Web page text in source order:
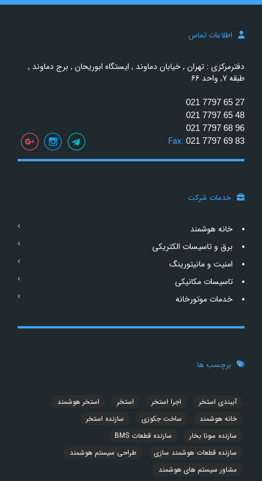
اطلاعات تماس
دفترمرکزی : تهران , خیابان دماوند , ایستگاه ابوریحان , برج دماوند ,
طبقه ۷, واحد ۶۶
021 7797 65 27
021 7797 65 48
021 7797 68 96
021 7797 69 83
Fax:
خدمات شرکت
خانه هوشمند
برق و تاسیسات الکتریکی
امنیت و مانیتورینگ
تاسیسات مکانیکی
خدمات موتورخانه
برچسب ها
آببندی استخر اجرا استخر استخر
استخر هوشمند
خانه هوشمند
ساخت جکوزی
سازنده استخر
سازنده سونا بخار
سازنده قطعات BMS
سازنده قطعات هوشمند سازی
طراحی سیستم هوشمند
مشاور سیستم های هوشمند